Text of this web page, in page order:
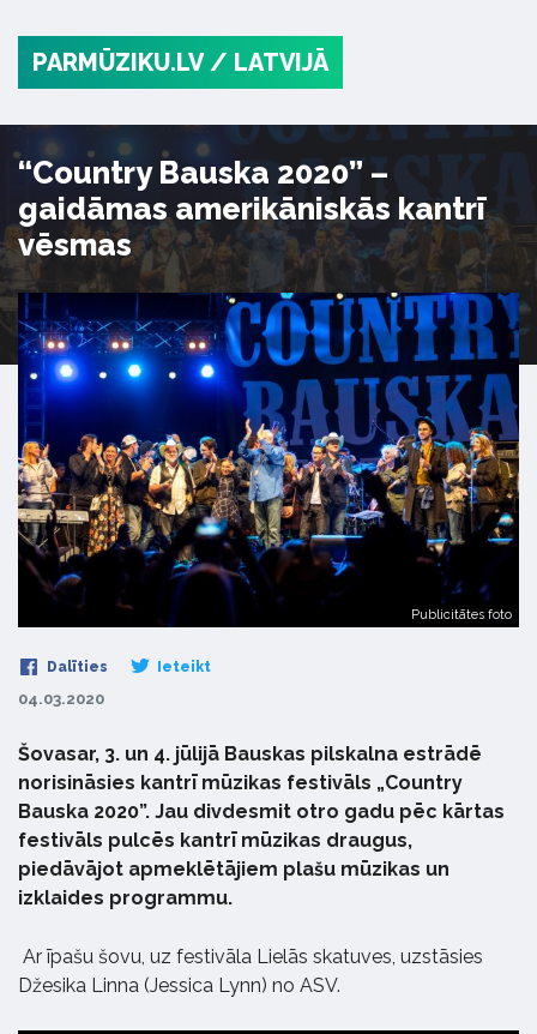
PARMŪZIKU.LV / LATVIJĀ
“Country Bauska 2020” –
gaidāmas amerikāniskās kantrī
vēsmas
Publicitātes foto
Dalīties Ieteikt
04.03.2020
Šovasar, 3. un 4. jūlijā Bauskas pilskalna estrādē
norisināsies kantrī mūzikas festivāls „Country
Bauska 2020”. Jau divdesmit otro gadu pēc kārtas
festivāls pulcēs kantrī mūzikas draugus,
piedāvājot apmeklētājiem plašu mūzikas un
izklaides programmu.
Ar īpašu šovu, uz festivāla Lielās skatuves, uzstāsies
Džesika Linna (Jessica Lynn) no ASV.